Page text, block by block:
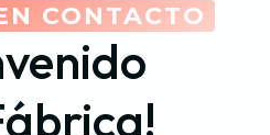
CONTACTO